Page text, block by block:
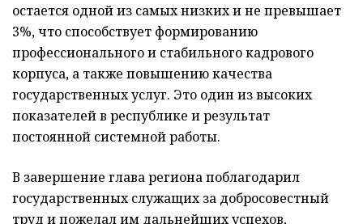
остается одной из самых низких и не превышает
3%, что способствует формированию
профессионального и стабильного кадрового
корпуса, а также повышению качества
государственных услуг. Это один из высоких
показателей в республике и результат
постоянной системной работы.
В завершение глава региона поблагодарил
государственных служащих за добросовестный
труд и пожелал им дальнейших успехов,